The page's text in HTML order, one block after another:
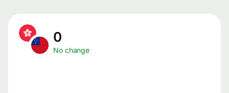
0
No change